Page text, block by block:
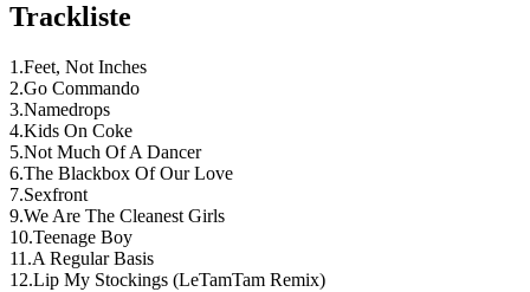
Trackliste
1.Feet, Not Inches
2.Go Commando
3.Namedrops
4.Kids On Coke
5.Not Much Of A Dancer
6.The Blackbox Of Our Love
7.Sexfront
9.We Are The Cleanest Girls
10.Teenage Boy
11.A Regular Basis
12.Lip My Stockings (LeTamTam Remix)